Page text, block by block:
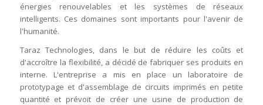
énergies renouvelables et les systèmes de réseaux
intelligents. Ces domaines sont importants pour l'avenir de
l'humanité.
Taraz Technologies, dans le but de réduire les coûts et
d'accroître la flexibilité, a décidé de fabriquer ses produits en
interne. L'entreprise a mis en place un laboratoire de
prototypage et d'assemblage de circuits imprimés en petite
quantité et prévoit de créer une usine de production de